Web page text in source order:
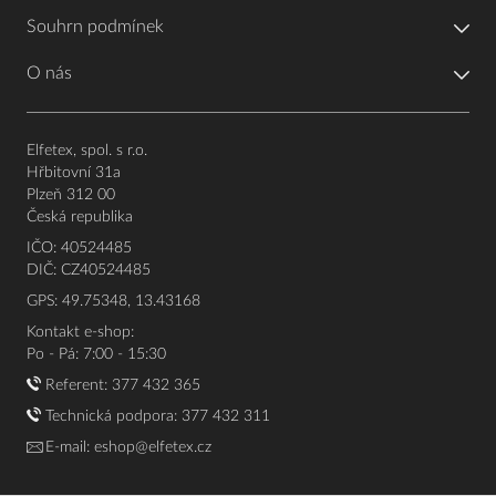
Souhrn podmínek
O nás
Elfetex, spol. s r.o.
Hřbitovní 31a
Plzeň 312 00
Česká republika
IČO: 40524485
DIČ: CZ40524485
GPS: 49.75348, 13.43168
Kontakt e-shop:
Po - Pá: 7:00 - 15:30
Referent: 377 432 365
Technická podpora: 377 432 311
E-mail: eshop@elfetex.cz